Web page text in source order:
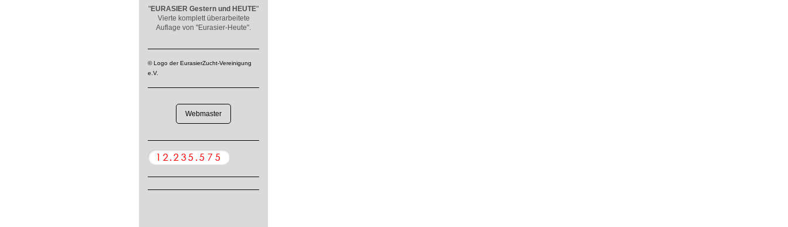
"EURASIER Gestern und HEUTE"
Vierte komplett überarbeitete
Auflage von "Eurasier-Heute".
© Logo der EurasierZucht-Vereinigung
e.V.
Webmaster